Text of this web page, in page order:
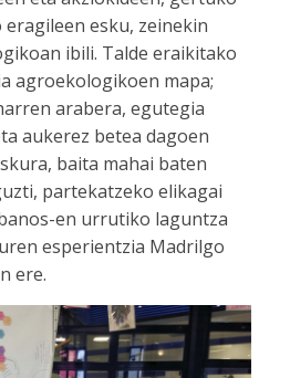
esku, zeinekin
ibili. Talde eraikitako
agroekologikoen mapa;
arabera, egutegia
aukerez betea dagoen
baita mahai baten
partekatzeko elikagai
en urrutiko laguntza
esperientzia Madrilgo
ere.